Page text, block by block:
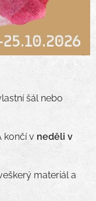
šál nebo
končí v neděli v
materiál a